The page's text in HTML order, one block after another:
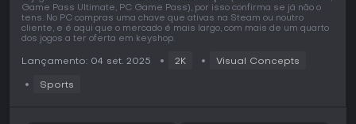
Game Pass Ultimate, PC Game Pass), por isso confirma se já não o
tens. No PC compras uma chave que ativas na Steam ou noutro
cliente, e é aqui que o mercado é mais largo, com mais de um quarto
dos jogos a ter oferta em keyshop.
Lançamento: 04 set. 2025 2K Visual Concepts
Sports